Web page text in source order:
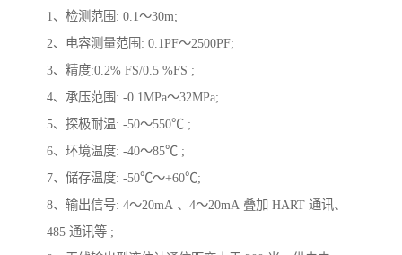
1、检测范围: 0.1～30m;
2、电容测量范围: 0.1PF～2500PF;
3、精度:0.2% FS/0.5 %FS ;
4、承压范围: -0.1MPa～32MPa;
5、探极耐温: -50～550℃ ;
6、环境温度: -40～85℃ ;
7、储存温度: -50℃～+60℃;
8、输出信号: 4～20mA 、4～20mA 叠加 HART 通讯、
485 通讯等 ;